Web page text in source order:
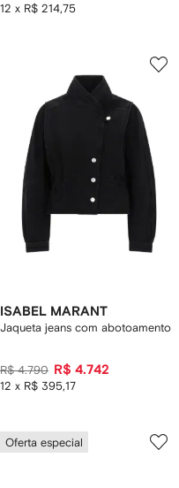
12 x R$ 214,75
ISABEL MARANT
Jaqueta jeans com abotoamento
R$ 4.790 R$ 4.742
12 x R$ 395,17
Oferta especial